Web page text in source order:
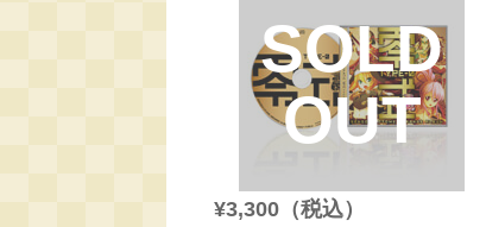
SOLD
OUT
¥3,300（税込）